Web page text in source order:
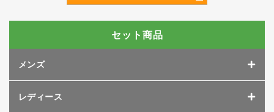
セット商品
メンズ
レディース